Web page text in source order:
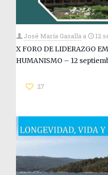
José María Gasalla a
12
X FORO DE LIDERAZGO
HUMANISMO – 12
27